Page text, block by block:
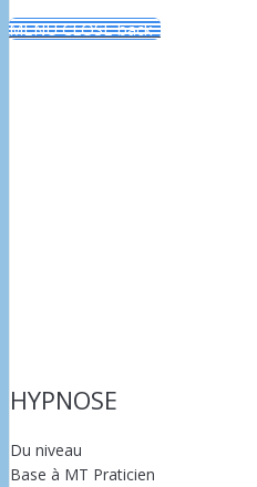
MENU CLOSE back
HYPNOSE
Du niveau
Base à MT Praticien